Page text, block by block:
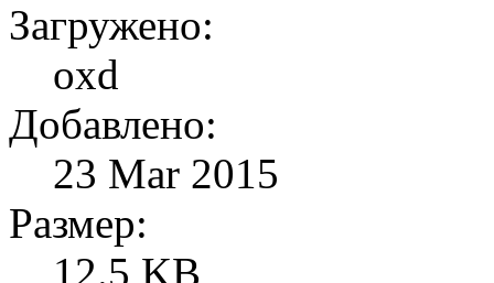
Загружено:
oxd
Добавлено:
23 Mar 2015
Размер:
12.5 KB